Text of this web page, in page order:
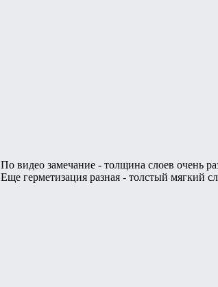
По видео замечание - толщина слоев очень
Еще герметизация разная - толстый мягкий